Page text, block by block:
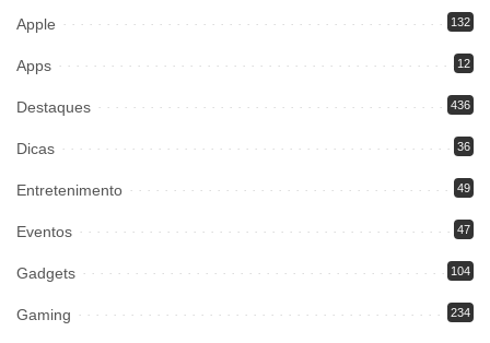
Apple 132
Apps 12
Destaques 436
Dicas 36
Entretenimento 49
Eventos 47
Gadgets 104
Gaming 234